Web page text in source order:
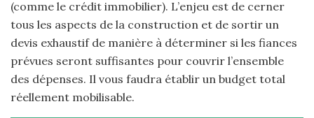
(comme le crédit immobilier). L’enjeu est de cerner
tous les aspects de la construction et de sortir un
devis exhaustif de manière à déterminer si les fiances
prévues seront suffisantes pour couvrir l’ensemble
des dépenses. Il vous faudra établir un budget total
réellement mobilisable.